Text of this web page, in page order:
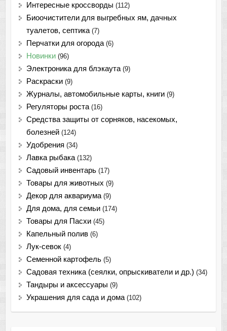
Интересные кроссворды (112)
Биоочистители для выгребных ям, дачных
туалетов, септика (7)
Перчатки для огорода (6)
Новинки (96)
Электроника для блэкаута (9)
Раскраски (9)
Журналы, автомобильные карты, книги (9)
Регуляторы роста (16)
Средства защиты от сорняков, насекомых,
болезней (124)
Удобрения (34)
Лавка рыбака (132)
Садовый инвентарь (17)
Товары для животных (9)
Декор для аквариума (9)
Для дома, для семьи (174)
Товары для Пасхи (45)
Капельный полив (6)
Лук-севок (4)
Семенной картофель (5)
Садовая техника (сеялки, опрыскиватели и др.) (34)
Тандыры и аксессуары (9)
Украшения для сада и дома (102)